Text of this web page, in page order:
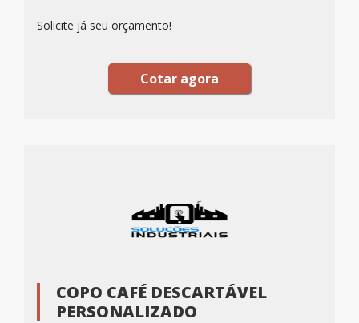
Solicite já seu orçamento!
Cotar agora
COPO CAFÉ DESCARTÁVEL
PERSONALIZADO